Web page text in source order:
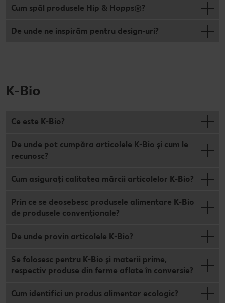
Cum spăl produsele Hip & Hopps®?
De unde ne inspirăm pentru design-uri?
K-Bio
Ce este K-Bio?
De unde pot cumpăra articolele K-Bio şi cum le
recunosc?
Cum asiguraţi calitatea mărcii articolelor K-Bio?
Prin ce se deosebesc produsele alimentare K-Bio
de produsele convenționale?
De unde provin articolele K-Bio?
Se folosesc pentru K-Bio și materii prime,
respectiv produse din ferme aflate în conversie?
Cum identifici un produs alimentar ecologic?